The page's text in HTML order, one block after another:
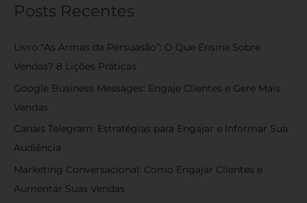
Posts Recentes
Livro “As Armas da Persuasão”: O Que Ensina Sobre
Vendas? 8 Lições Práticas
Google Business Messages: Engaje Clientes e Gere Mais
Vendas
Canais Telegram: Estratégias para Engajar e Informar Sua
Audiência
Marketing Conversacional: Como Engajar Clientes e
Aumentar Suas Vendas